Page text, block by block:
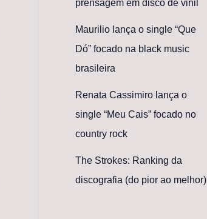
prensagem em disco de vinil
Maurilio lança o single “Que
Dó” focado na black music
brasileira
Renata Cassimiro lança o
single “Meu Cais” focado no
country rock
The Strokes: Ranking da
discografia (do pior ao melhor)